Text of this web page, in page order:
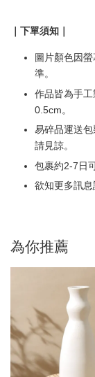
｜下單須知｜
圖片顏色因
準。
作品皆為手
0.5cm。
易碎品運送
請見諒。
包裹約2-7日
欲知更多訊息
為你推薦